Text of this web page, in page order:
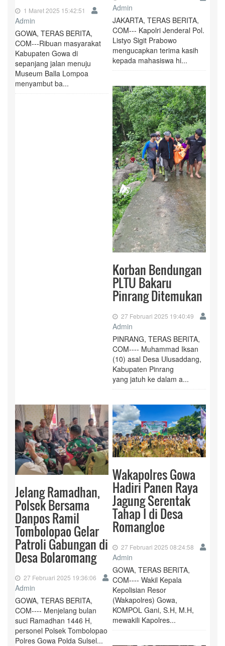
1 Maret 2025 15:42:51
Admin
GOWA, TERAS BERITA,
COM---Ribuan masyarakat
Kabupaten Gowa di
sepanjang jalan menuju
Museum Balla Lompoa
menyambut ba...
Admin
JAKARTA, TERAS BERITA,
COM--- Kapolri Jenderal Pol.
Listyo Sigit Prabowo
mengucapkan terima kasih
kepada mahasiswa hi...
Korban Bendungan
PLTU Bakaru
Pinrang Ditemukan
27 Februari 2025 19:40:49
Admin
PINRANG, TERAS BERITA,
COM---- Muhammad Iksan
(10) asal Desa Ulusaddang,
Kabupaten Pinrang
yang jatuh ke dalam a...
Jelang Ramadhan,
Polsek Bersama
Danpos Ramil
Tombolopao Gelar
Patroli Gabungan di
Desa Bolaromang
27 Februari 2025 19:36:06
Admin
GOWA, TERAS BERITA,
COM---- Menjelang bulan
suci Ramadhan 1446 H,
personel Polsek Tombolopao
Polres Gowa Polda Sulsel...
Wakapolres Gowa
Hadiri Panen Raya
Jagung Serentak
Tahap I di Desa
Romangloe
27 Februari 2025 08:24:58
Admin
GOWA, TERAS BERITA,
COM---- Wakil Kepala
Kepolisian Resor
(Wakapolres) Gowa,
KOMPOL Gani, S.H, M.H,
mewakili Kapolres...